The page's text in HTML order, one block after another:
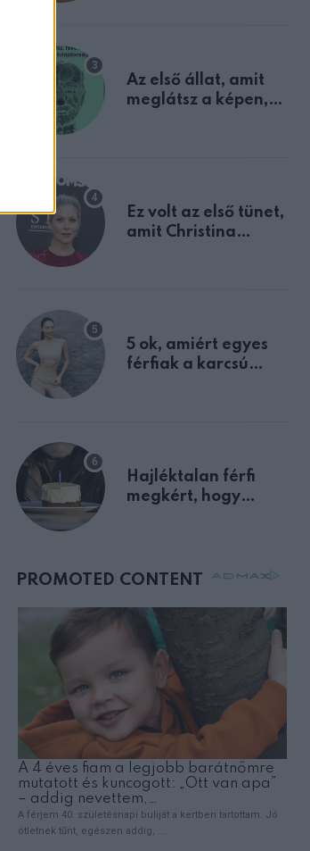
HUMOR
VICC: A nászéjszakán az ifjú férj szól ifjú
Az első állat, amit
meglátsz a képen,
Ez volt az első tünet,
amit Christina
5 ok, amiért egyes
férfiak a karcsú
Hajléktalan férfi
megkért, hogy
mellettem ült az első